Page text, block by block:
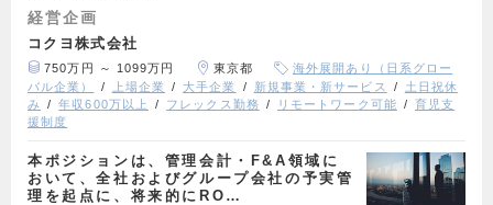
経営企画
コクヨ株式会社
750万円 ～ 1099万円 東京都
海外展開あり（日系グロー
バル企業）
上場企業 大手企業 新規事業・新サービス
土日祝休
み
年収600万以上 フレックス勤務 リモートワーク可能
育児支
援制度
本ポジションは、管理会計・F&A領域に
おいて、全社およびグループ会社の予実管
理を起点に、将来的にRO…